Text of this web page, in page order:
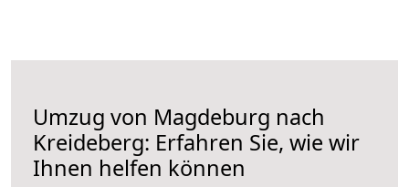
Umzug von Magdeburg nach
Kreideberg: Erfahren Sie, wie wir
Ihnen helfen können